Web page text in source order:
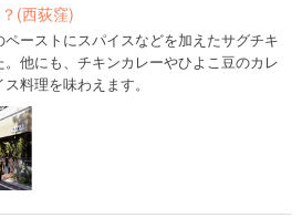
(西荻窪)
ーストにスパイスなどを加えたサグチキ
他にも、チキンカレーやひよこ豆のカレ
料理を味わえます。